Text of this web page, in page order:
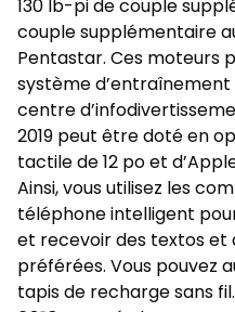
130 lb-pi de couple
couple supplémentaire
Pentastar. Ces moteurs
système d’entraînement
centre
2019 peut être doté en
tactile de 12 po et
Ainsi, vous utilisez les
téléphone intelligent
et recevoir des textos et
préférées. Vous pouvez
tapis de recharge sans